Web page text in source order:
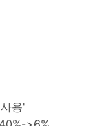
용'